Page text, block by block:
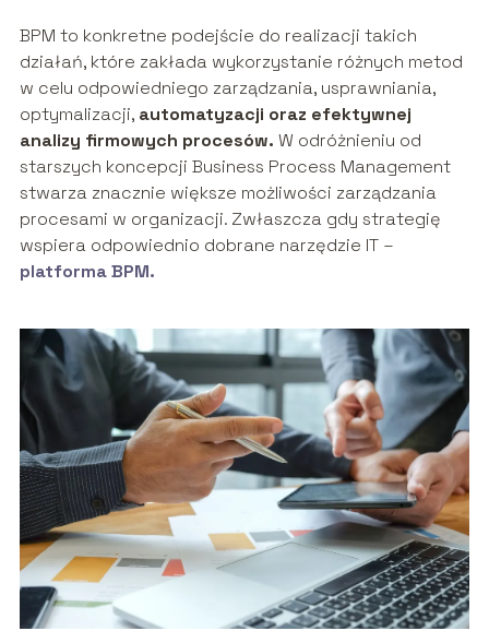
BPM to konkretne podejście do realizacji takich
działań, które zakłada wykorzystanie różnych metod
w celu odpowiedniego zarządzania, usprawniania,
optymalizacji, automatyzacji oraz efektywnej
analizy firmowych procesów. W odróżnieniu od
starszych koncepcji Business Process Management
stwarza znacznie większe możliwości zarządzania
procesami w organizacji. Zwłaszcza gdy strategię
wspiera odpowiednio dobrane narzędzie IT –
platforma BPM.